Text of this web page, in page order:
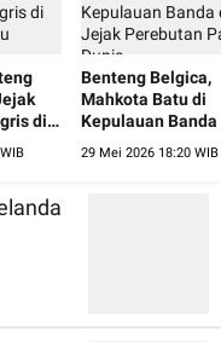
di
Benteng Belgica,
Mahkota Batu di
Kepulauan Banda
Dunia
29 Mei 2026 18:20 WIB